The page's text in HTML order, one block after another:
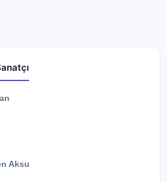
Aksu